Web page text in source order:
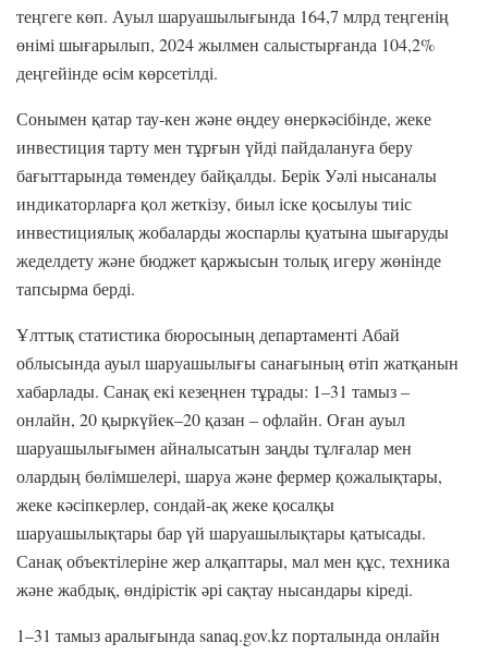
теңгеге көп. Ауыл шаруашылығында 164,7 млрд теңгенің
өнімі шығарылып, 2024 жылмен салыстырғанда 104,2%
деңгейінде өсім көрсетілді.
Сонымен қатар тау-кен және өңдеу өнеркәсібінде, жеке
инвестиция тарту мен тұрғын үйді пайдалануға беру
бағыттарында төмендеу байқалды. Берік Уәлі нысаналы
индикаторларға қол жеткізу, биыл іске қосылуы тиіс
инвестициялық жобаларды жоспарлы қуатына шығаруды
жеделдету және бюджет қаржысын толық игеру жөнінде
тапсырма берді.
Ұлттық статистика бюросының департаменті Абай
облысында ауыл шаруашылығы санағының өтіп жатқанын
хабарлады. Санақ екі кезеңнен тұрады: 1–31 тамыз –
онлайн, 20 қыркүйек–20 қазан – офлайн. Оған ауыл
шаруашылығымен айналысатын заңды тұлғалар мен
олардың бөлімшелері, шаруа және фермер қожалықтары,
жеке кәсіпкерлер, сондай-ақ жеке қосалқы
шаруашылықтары бар үй шаруашылықтары қатысады.
Санақ объектілеріне жер алқаптары, мал мен құс, техника
және жабдық, өндірістік әрі сақтау нысандары кіреді.
1–31 тамыз аралығында sanaq.gov.kz порталында онлайн